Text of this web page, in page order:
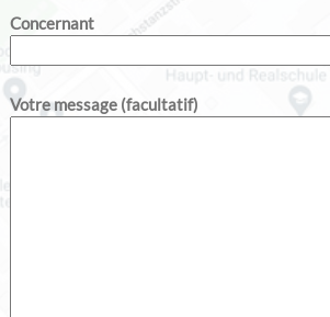
Concernant
Votre message (facultatif)